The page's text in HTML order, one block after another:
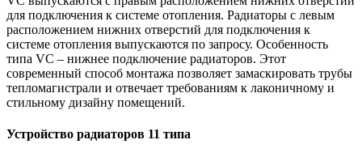
для подключения к системе отопления. Радиаторы с левым
расположением нижних отверстий для подключения к
системе отопления выпускаются по запросу. Особенность
типа VC – нижнее подключение радиаторов. Этот
современный способ монтажа позволяет замаскировать трубы
тепломагистрали и отвечает требованиям к лаконичному и
стильному дизайну помещений.
Устройство радиаторов 11 типа